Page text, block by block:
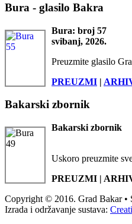
Bura - glasilo Bakra
Bura: broj 57
svibanj, 2026.
Preuzmite glasilo
PREUZMI |
Bakarski zbornik
Bakarski zbornik
Uskoro preuzmite
PREUZMI |
Copyright © 2016. Grad Bakar •
Izrada i održavanje sustava: